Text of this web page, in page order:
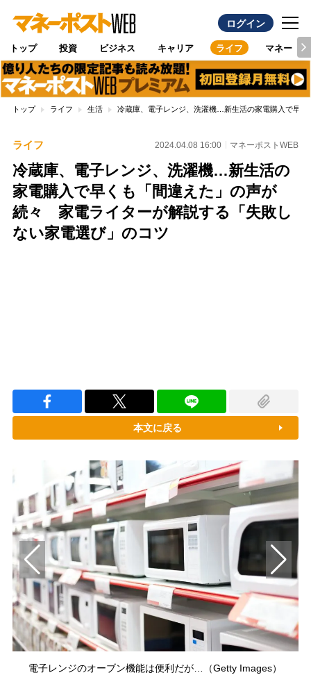
ログイン
トップ 投資 ビジネス キャリア ライフ マネー
トップ ライフ 生活 冷蔵庫、電子レンジ、洗濯機…新生活の家電購入で早
ライフ 2024.04.08 16:00 マネーポストWEB
冷蔵庫、電子レンジ、洗濯機…新生活の
家電購入で早くも「間違えた」の声が
続々 家電ライターが解説する「失敗し
ない家電選び」のコツ
本文に戻る
電子レンジのオーブン機能は便利だが…（Getty Images）